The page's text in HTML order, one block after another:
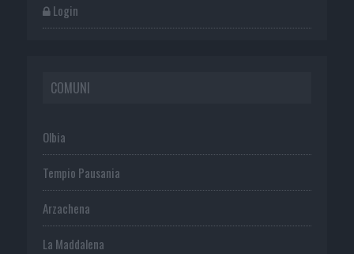
Login
COMUNI
Olbia
Tempio Pausania
Arzachena
La Maddalena